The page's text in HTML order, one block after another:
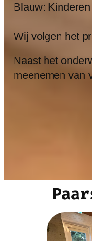
Blauw:
Wij volgen het
Naast het
meenemen van